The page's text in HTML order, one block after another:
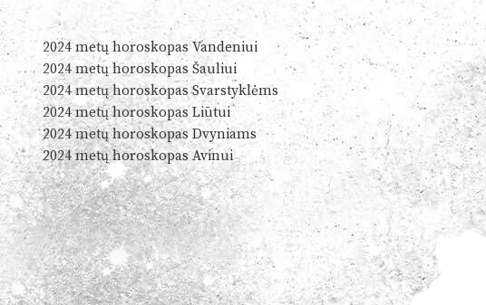
2024 metų horoskopas Vandeniui
2024 metų horoskopas Šauliui
2024 metų horoskopas Svarstyklėms
2024 metų horoskopas Liūtui
2024 metų horoskopas Dvyniams
2024 metų horoskopas Avinui